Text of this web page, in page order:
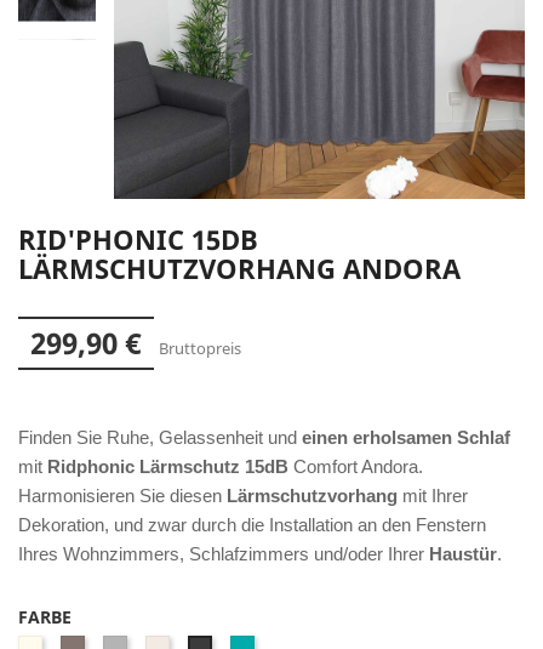
RID'PHONIC 15DB
LÄRMSCHUTZVORHANG ANDORA
299,90 € Bruttopreis
Finden Sie Ruhe, Gelassenheit und einen erholsamen Schlaf
mit Ridphonic Lärmschutz 15dB Comfort Andora.
Harmonisieren Sie diesen Lärmschutzvorhang mit Ihrer
Dekoration, und zwar durch die Installation an den Fenstern
Ihres Wohnzimmers, Schlafzimmers und/oder Ihrer Haustür.
FARBE